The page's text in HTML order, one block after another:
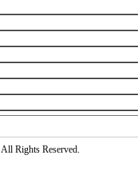
Rights Reserved.